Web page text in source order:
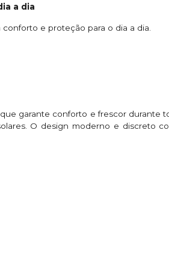
a dia
e proteção para o dia a dia.
garante conforto e frescor durante
O design moderno e discreto